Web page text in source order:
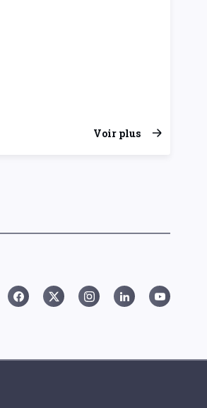
Voir plus